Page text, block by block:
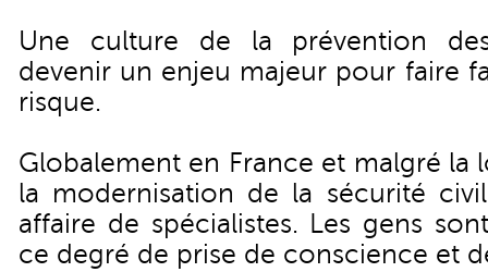
Une culture de la prévention
devenir un enjeu majeur pour faire
risque.
Globalement en France et malgré la
la modernisation de la sécurité
affaire de spécialistes. Les gens
ce degré de prise de conscience et